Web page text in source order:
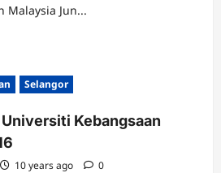
Malaysia Jun...
Selangor
Kebangsaan
10 years ago 0